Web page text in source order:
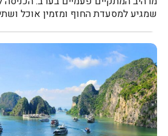
שמגיע למסעדת החוף ומזמין אוכל